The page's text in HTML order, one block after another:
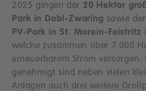
2025 gingen der 20 Hektar
Park in Dobl-Zwaring sowie der
PV-Park in St. Marein-Feistritz
welche zusammen über 7.000
erneuerbarem Strom versorgen.
genehmigt sind neben vielen
Anlagen auch drei weitere